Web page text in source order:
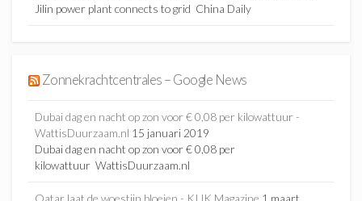
Jilin power plant connects to grid China Daily
Zonnekrachtcentrales – Google News
Dubai dag en nacht op zon voor € 0,08 per kilowattuur -
WattisDuurzaam.nl 15 januari 2019
Dubai dag en nacht op zon voor € 0,08 per
kilowattuur WattisDuurzaam.nl
Qatar laat de woestijn bloeien - KIJK Magazine 1 maart